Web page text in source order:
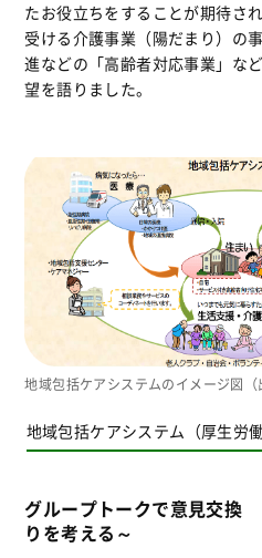
たお役立ちをすることが期待さ
受ける介護事業（陽だまり）の
進などの「高齢者対応事業」な
望を語りました。
地域包括ケアシステムのイメージ図（
地域包括ケアシステム（厚生労働
グループトークで意見交換
りを考える～